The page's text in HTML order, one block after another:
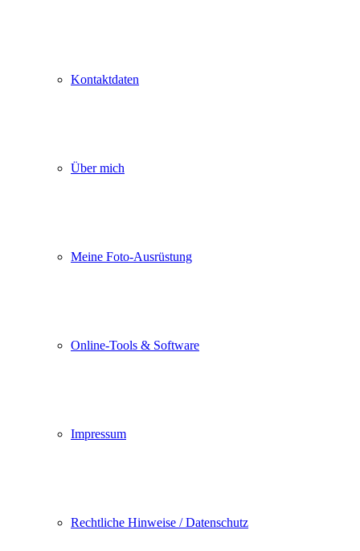
Kontaktdaten
Über mich
Meine Foto-Ausrüstung
Online-Tools & Software
Impressum
Rechtliche Hinweise / Datenschutz